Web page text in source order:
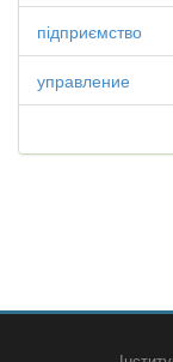
підприємство
управление